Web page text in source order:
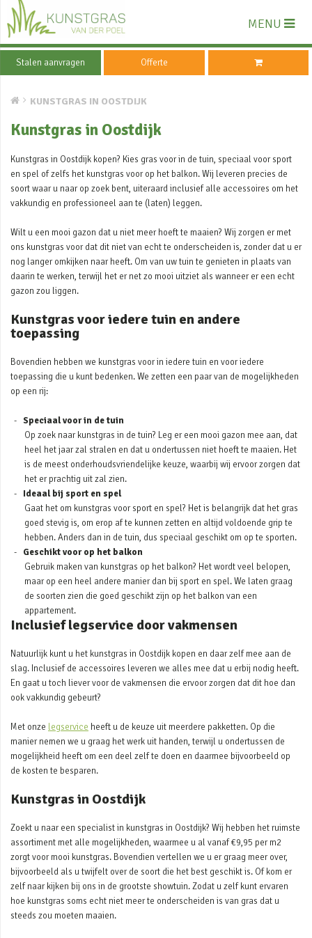
MENU
Stalen aanvragen Offerte
KUNSTGRAS IN OOSTDIJK
Kunstgras in Oostdijk
Kunstgras in Oostdijk kopen? Kies gras voor in de tuin, speciaal voor sport
en spel of zelfs het kunstgras voor op het balkon. Wij leveren precies de
soort waar u naar op zoek bent, uiteraard inclusief alle accessoires om het
vakkundig en professioneel aan te (laten) leggen.
Wilt u een mooi gazon dat u niet meer hoeft te maaien? Wij zorgen er met
ons kunstgras voor dat dit niet van echt te onderscheiden is, zonder dat u er
nog langer omkijken naar heeft. Om van uw tuin te genieten in plaats van
daarin te werken, terwijl het er net zo mooi uitziet als wanneer er een echt
gazon zou liggen.
Kunstgras voor iedere tuin en andere
toepassing
Bovendien hebben we kunstgras voor in iedere tuin en voor iedere
toepassing die u kunt bedenken. We zetten een paar van de mogelijkheden
op een rij:
Speciaal voor in de tuin
Op zoek naar kunstgras in de tuin? Leg er een mooi gazon mee aan, dat
heel het jaar zal stralen en dat u ondertussen niet hoeft te maaien. Het
is de meest onderhoudsvriendelijke keuze, waarbij wij ervoor zorgen dat
het er prachtig uit zal zien.
Ideaal bij sport en spel
Gaat het om kunstgras voor sport en spel? Het is belangrijk dat het gras
goed stevig is, om erop af te kunnen zetten en altijd voldoende grip te
hebben. Anders dan in de tuin, dus speciaal geschikt om op te sporten.
Geschikt voor op het balkon
Gebruik maken van kunstgras op het balkon? Het wordt veel belopen,
maar op een heel andere manier dan bij sport en spel. We laten graag
de soorten zien die goed geschikt zijn op het balkon van een
appartement.
Inclusief legservice door vakmensen
Natuurlijk kunt u het kunstgras in Oostdijk kopen en daar zelf mee aan de
slag. Inclusief de accessoires leveren we alles mee dat u erbij nodig heeft.
En gaat u toch liever voor de vakmensen die ervoor zorgen dat dit hoe dan
ook vakkundig gebeurt?
Met onze legservice heeft u de keuze uit meerdere pakketten. Op die
manier nemen we u graag het werk uit handen, terwijl u ondertussen de
mogelijkheid heeft om een deel zelf te doen en daarmee bijvoorbeeld op
de kosten te besparen.
Kunstgras in Oostdijk
Zoekt u naar een specialist in kunstgras in Oostdijk? Wij hebben het ruimste
assortiment met alle mogelijkheden, waarmee u al vanaf €9,95 per m2
zorgt voor mooi kunstgras. Bovendien vertellen we u er graag meer over,
bijvoorbeeld als u twijfelt over de soort die het best geschikt is. Of kom er
zelf naar kijken bij ons in de grootste showtuin. Zodat u zelf kunt ervaren
hoe kunstgras soms echt niet meer te onderscheiden is van gras dat u
steeds zou moeten maaien.